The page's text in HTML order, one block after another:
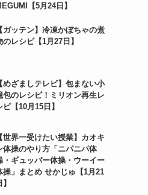
【5月24日】
【ガッテン】冷凍かぼちゃの煮
のレシピ【1月27日】
【めざましテレビ】包まない小
包のレシピ！ミリオン再生レ
ピ【10月15日】
【世界一受けたい授業】カオキ
体操のやり方「ニパニパ体
・ギュッパー体操・ウーイー
操」まとめ せかじゅ【1月21